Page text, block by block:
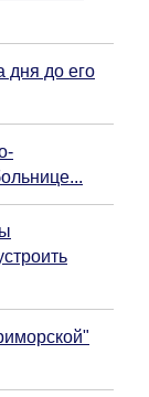
дня до его